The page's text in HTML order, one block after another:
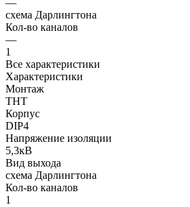
схема Дарлингтона
Кол-во каналов
—
1
Все характеристики
Характеристики
Монтаж
THT
Корпус
DIP4
Напряжение изоляции
5,3кВ
Вид выхода
схема Дарлингтона
Кол-во каналов
1